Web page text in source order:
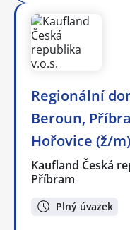
Regionální
Beroun,
Hořovice (ž/m)
Kaufland Česká
Příbram
Plný úvazek